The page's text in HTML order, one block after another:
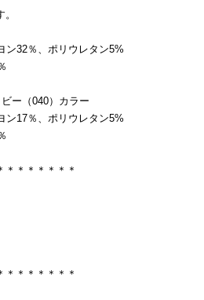
ン32％、ポリウレタン5%
ー（040）カラー
ン17％、ポリウレタン5%
＊＊＊＊＊＊＊
＊＊＊＊＊＊＊